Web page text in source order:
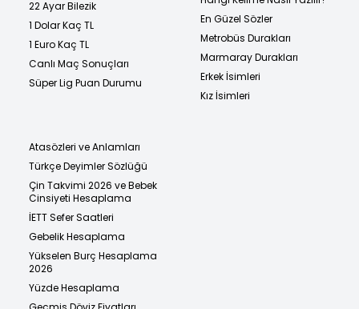
22 Ayar Bilezik
1 Dolar Kaç TL
1 Euro Kaç TL
Canlı Maç Sonuçları
Süper Lig Puan Durumu
En Güzel Sözler
Metrobüs Durakları
Marmaray Durakları
Erkek İsimleri
Kız İsimleri
Atasözleri ve Anlamları
Türkçe Deyimler Sözlüğü
Çin Takvimi 2026 ve Bebek
Cinsiyeti Hesaplama
İETT Sefer Saatleri
Gebelik Hesaplama
Yükselen Burç Hesaplama
2026
Yüzde Hesaplama